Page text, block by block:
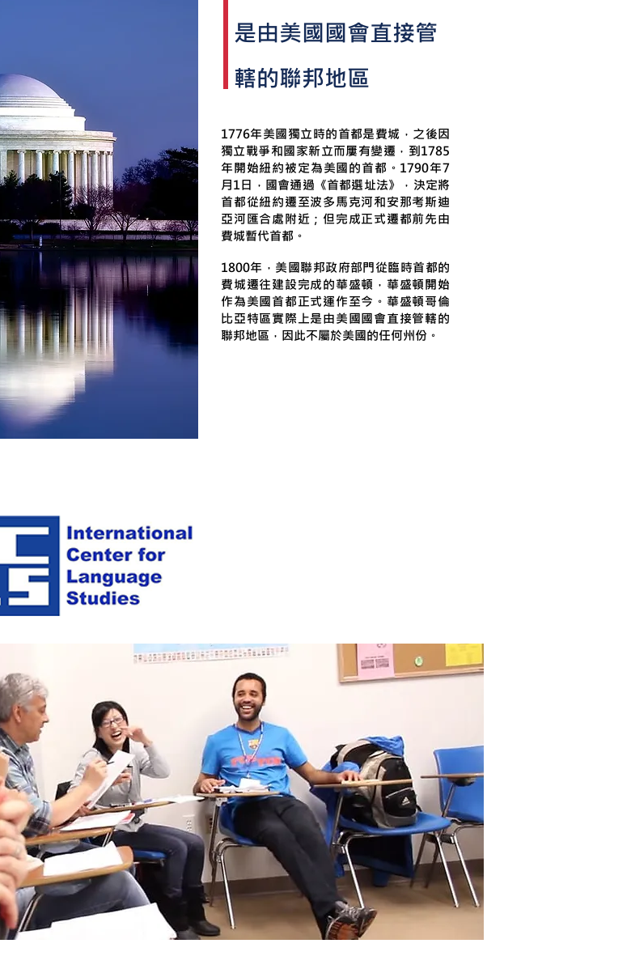
是由美國國會直接管
轄的聯邦地區
1776年美國獨立時的首都是費城，之後因
獨立戰爭和國家新立而屢有變遷，到1785
年開始紐約被定為美國的首都。1790年7
月1日，國會通過《首都選址法》，決定將
首都從紐約遷至波多馬克河和安那考斯迪
亞河匯合處附近；但完成正式遷都前先由
費城暫代首都。
1800年，美國聯邦政府部門從臨時首都的
費城遷往建設完成的華盛頓，華盛頓開始
作為美國首都正式運作至今。華盛頓哥倫
比亞特區實際上是由美國國會直接管轄的
聯邦地區，因此不屬於美國的任何州份。